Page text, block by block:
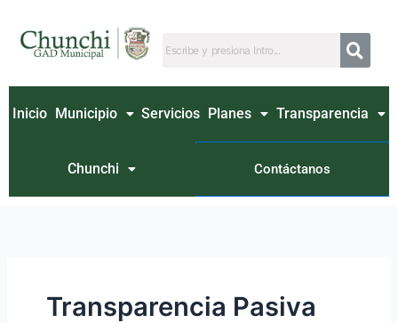
contenido
Inicio Municipio Servicios Planes Transparencia
Chunchi Contáctanos
Transparencia Pasiva
por: